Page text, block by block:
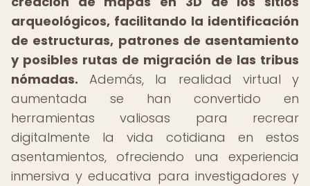
arqueológicos, facilitando la identificación
de estructuras, patrones de asentamiento
y posibles rutas de migración de las tribus
nómadas. Además, la realidad virtual y
aumentada se han convertido en
herramientas valiosas para recrear
digitalmente la vida cotidiana en estos
asentamientos, ofreciendo una experiencia
inmersiva y educativa para investigadores y